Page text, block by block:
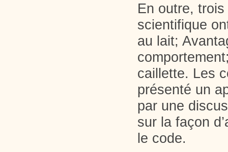
En outre,
scientifique
au lait;
caillette. Les
présenté un
par une
sur la façon
le code.